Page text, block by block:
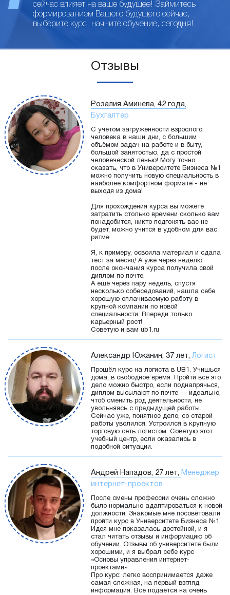
сейчас влияет на ваше будущее! Займитесь
формированием Вашего будущего сейчас,
выберите курс, начните обучение, сегодня!
Отзывы
Розалия Аминева, 42 года,
Бухгалтер
С учётом загруженности взрослого
человека в наши дни, с большим
объёмом задач на работе и в быту,
большой занятостью, да с простой
человеческой ленью! Могу точно
сказать, что в Университете Бизнеса №1
можно получить новую специальность в
наиболее комфортном формате - не
выходя из дома!
Для прохождения курса вы можете
затратить столько времени сколько вам
понадобится, никто подгонять вас не
будет, можно учится в удобном для вас
ритме.
Я, к примеру, освоила материал и сдала
тест за месяц! А уже через неделю
после окончания курса получила свой
диплом по почте.
А ещё через пару недель, спустя
несколько собеседований, нашла себе
хорошую оплачиваемую работу в
крупной компании по новой
специальности. Впереди только
карьерный рост!
Советую и вам ub1.ru
Александр Южанин, 37 лет,Логист
Прошёл курс на логиста в UB1. Учишься
дома, в свободное время. Пройти всё это
дело можно быстро, если поднапрячься,
диплом высылают по почте — идеально,
чтоб сменить род деятельности, не
увольняясь с предыдущей работы.
Сейчас уже, понятное дело, со старой
работы уволился. Устроился в крупную
торговую сеть логистом. Советую этот
учебный центр, если оказались в
подобной ситуации.
Андрей Нападов, 27 лет, Менеджер
интернет-проектов
После смены профессии очень сложно
было нормально адаптироваться к новой
должности. Знакомые мне посоветовали
пройти курс в Университете Бизнеса №1.
Идея мне показалась достойной, и я
стал читать отзывы и информацию об
обучении. Отзывы об университете были
хорошими, и я выбрал себе курс
«Основы управления интернет-
проектами».
Про курс: легко воспринимается даже
самая сложная, на первый взгляд,
информация. Всё подаётся на очень